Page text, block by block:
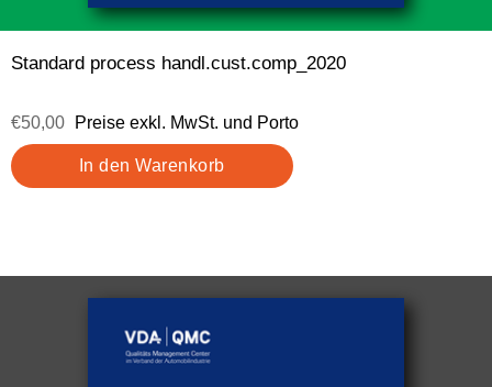
Standard process handl.cust.comp_2020
€50,00 Preise exkl. MwSt. und Porto